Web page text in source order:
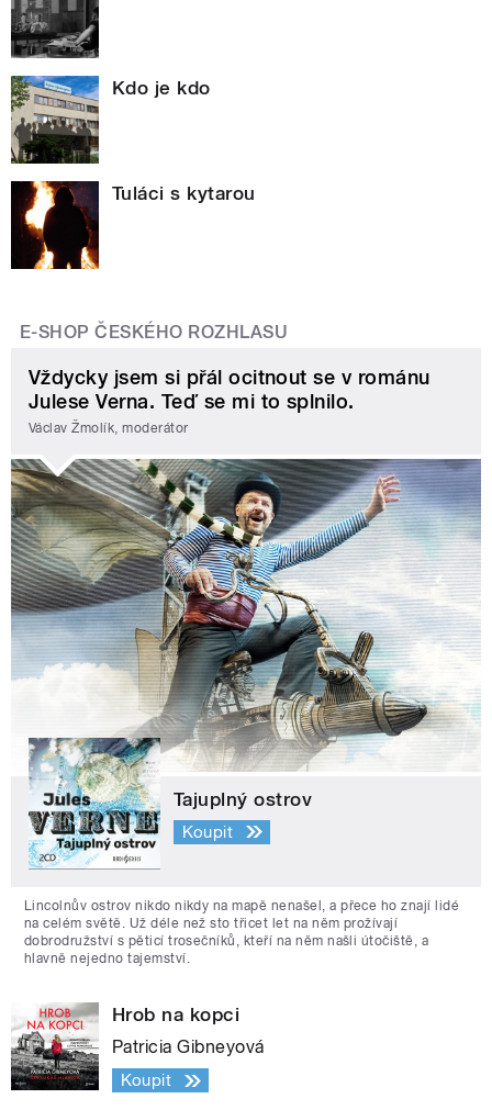
Kdo je kdo
Tuláci s kytarou
E-SHOP ČESKÉHO ROZHLASU
Vždycky jsem si přál ocitnout se v románu
Julese Verna. Teď se mi to splnilo.
Václav Žmolík, moderátor
Tajuplný ostrov
Koupit
Lincolnův ostrov nikdo nikdy na mapě nenašel, a přece ho znají lidé
na celém světě. Už déle než sto třicet let na něm prožívají
dobrodružství s pěticí trosečníků, kteří na něm našli útočiště, a
hlavně nejedno tajemství.
Hrob na kopci
Patricia Gibneyová
Koupit